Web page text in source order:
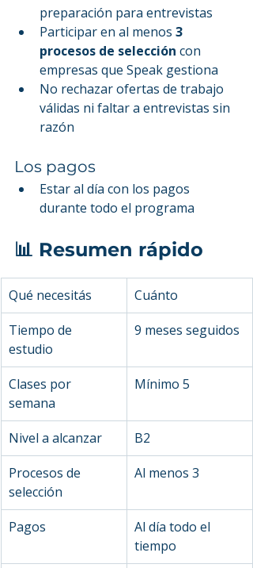
preparación para entrevistas
Participar en al menos 3
procesos de selección con
empresas que Speak gestiona
No rechazar ofertas de trabajo
válidas ni faltar a entrevistas sin
razón
Los pagos
Estar al día con los pagos
durante todo el programa
📊 Resumen rápido
Qué necesitás
Cuánto
Tiempo de
estudio
9 meses seguidos
Clases por
semana
Mínimo 5
Nivel a alcanzar
B2
Procesos de
selección
Al menos 3
Pagos
Al día todo el
tiempo